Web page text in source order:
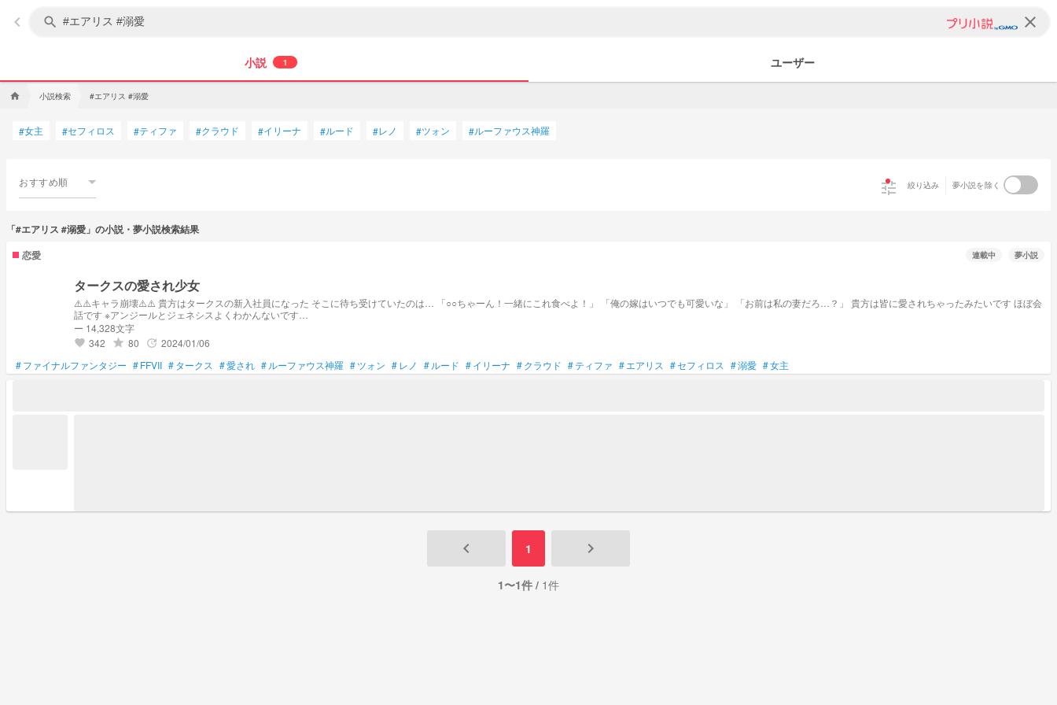
keyboard_arrow_left search clear
小説 1 ユーザー
home 小説検索 #エアリス #溺愛
#女主 #セフィロス #ティファ #クラウド #イリーナ #ルード #レノ #ツォン #ルーファウス神羅
おすすめ順 tune 絞り込み 夢小説を除く
「#エアリス #溺愛」の小説・夢小説検索結果
恋愛
連載中 夢小説
タークスの愛され少女
⚠️⚠️キャラ崩壊⚠️⚠️ 貴方はタークスの新入社員になった そこに待ち受けていたのは… 「○○ちゃーん！一緒にこれ食べよ！」 「俺の嫁はいつでも可愛いな」 「お前は私の妻だろ…？」 貴方は皆に愛されちゃったみたいです ほぼ会
話です ※アンジールとジェネシスよくわかんないです…
ー 14,328文字
favorite 342 grade 80 update 2024/01/06
#ファイナルファンタジー #FFVII #タークス #愛され # ルーファウス神羅 #ツォン #レノ # ルード #イリーナ #クラウド #ティファ #エアリス #セフィロス #溺愛 #女主
keyboard_arrow_left 1 keyboard_arrow_right
1〜1件 / 1件